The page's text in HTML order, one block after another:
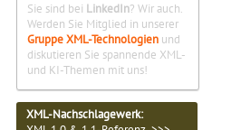
Sie sind bei LinkedIn? Wir auch.
Werden Sie Mitglied in unserer
Gruppe XML-Technologien und
diskutieren Sie spannende XML-
und KI-Themen mit uns!
XML-Nachschlagewerk: